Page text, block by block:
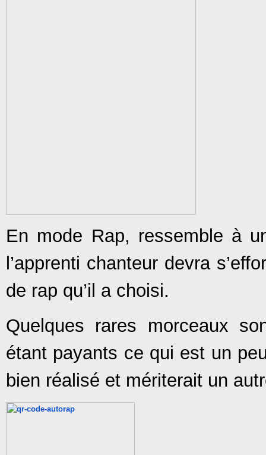
En mode Rap, ressemble à
l’apprenti chanteur devra
de rap qu’il a choisi.
Quelques rares morceaux
étant payants ce qui est un
bien réalisé et mériterait un